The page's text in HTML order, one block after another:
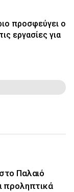
προσφεύγει ο
εργασίες για
Παλαιό
προληπτικά